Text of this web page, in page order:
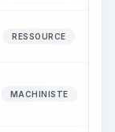
RESSOURCE
MACHINISTE